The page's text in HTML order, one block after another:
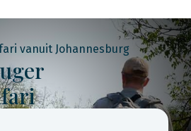
vanuit Johannesburg